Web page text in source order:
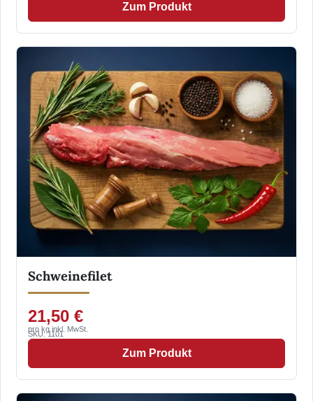
Zum Produkt
Schweinefilet
21,50 €
pro kg inkl. MwSt.
SKU: 1101
Zum Produkt